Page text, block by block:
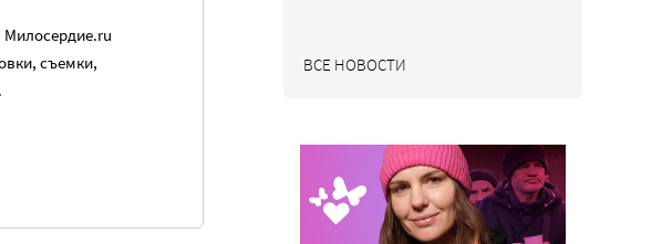
Милосердие.ru
съемки,
ВСЕ НОВОСТИ